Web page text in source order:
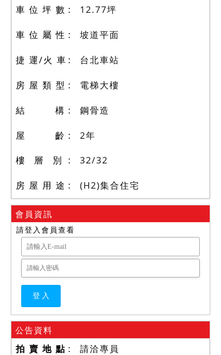
車 位 坪 數 12.77坪
車 位 屬 性 坡道平面
捷 運/火 車 台北車站
房 屋 類 型 電梯大樓
結 構 鋼骨造
屋 齡 2年
樓 層 別 32/32
房 屋 用 途 (H2)集合住宅
會員資訊
請登入會員查看
公告資料
拍 賣 地 點
請洽專員